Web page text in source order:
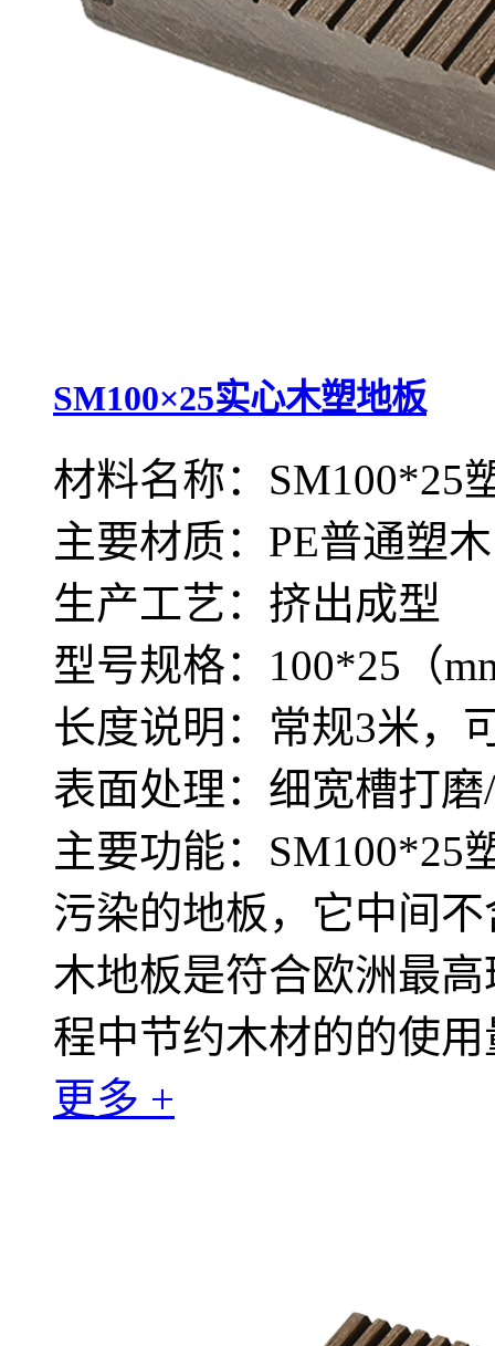
SM100×25实心木塑地板
材料名称：SM100*25
主要材质：PE普通塑木
生产工艺：挤出成型
型号规格：100*25（
长度说明：常规3米，
表面处理：细宽槽打
主要功能：SM100*25
污染的地板，它中间
木地板是符合欧洲最
程中节约木材的的使用
更多 +